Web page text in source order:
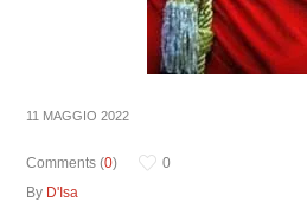
11 MAGGIO 2022
Comments (0)
0
By D'Isa